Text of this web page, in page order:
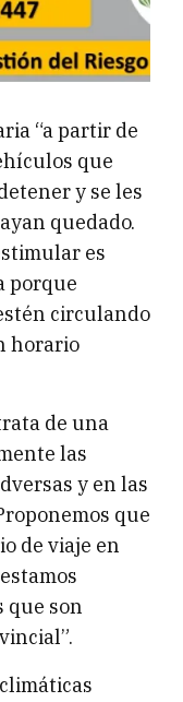
“a partir de
que
y se les
quedado.
es
porque
circulando
horario
de una
las
y en las
que
de viaje en
que son